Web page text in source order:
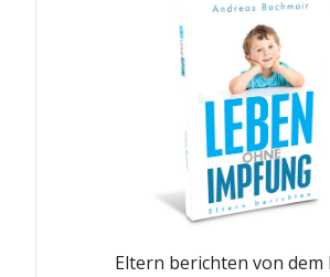
Eltern berichten von dem